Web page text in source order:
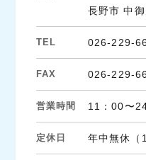
長野市 中
TEL 026-229-
FAX 026-229-
営業時間 11：00〜
定休日 年中無休（